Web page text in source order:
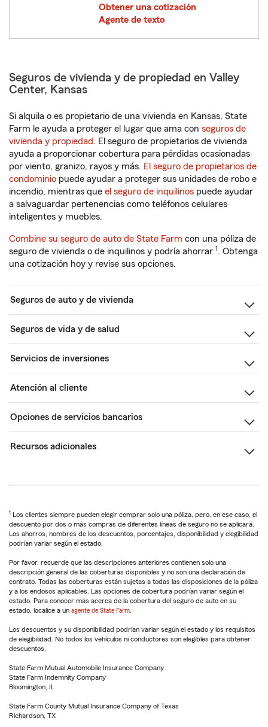
Obtener una cotización
Agente de texto
Seguros de vivienda y de propiedad en Valley
Center, Kansas
Si alquila o es propietario de una vivienda en Kansas, State
Farm le ayuda a proteger el lugar que ama con seguros de
vivienda y propiedad. El seguro de propietarios de vivienda
ayuda a proporcionar cobertura para pérdidas ocasionadas
por viento, granizo, rayos y más. El seguro de propietarios de
condominio puede ayudar a proteger sus unidades de robo e
incendio, mientras que el seguro de inquilinos puede ayudar
a salvaguardar pertenencias como teléfonos celulares
inteligentes y muebles.
Combine su seguro de auto de State Farm con una póliza de
seguro de vivienda o de inquilinos y podría ahorrar 1. Obtenga
una cotización hoy y revise sus opciones.
Seguros de auto y de vivienda
Seguros de vida y de salud
Servicios de inversiones
Atención al cliente
Opciones de servicios bancarios
Recursos adicionales
1 Los clientes siempre pueden elegir comprar solo una póliza, pero, en ese caso, el
descuento por dos o más compras de diferentes líneas de seguro no se aplicará.
Los ahorros, nombres de los descuentos, porcentajes, disponibilidad y elegibilidad
podrían variar según el estado.
Por favor, recuerde que las descripciones anteriores contienen solo una
descripción general de las coberturas disponibles y no son una declaración de
contrato. Todas las coberturas están sujetas a todas las disposiciones de la póliza
y a los endosos aplicables. Las opciones de cobertura podrían variar según el
estado. Para conocer más acerca de la cobertura del seguro de auto en su
estado, localice a un agente de State Farm
Los descuentos y su disponibilidad podrían variar según el estado y los requisitos
de elegibilidad. No todos los vehículos ni conductores son elegibles para obtener
descuentos.
State Farm Mutual Automobile Insurance Company
State Farm Indemnity Company
Bloomington, IL
State Farm County Mutual Insurance Company of Texas
Richardson, TX